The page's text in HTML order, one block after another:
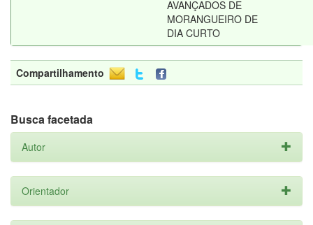
AVANÇADOS DE
MORANGUEIRO DE
DIA CURTO
Compartilhamento
Busca facetada
Autor
Orientador